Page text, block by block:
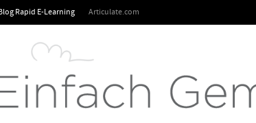
Rapid E-Learning Articulate.com